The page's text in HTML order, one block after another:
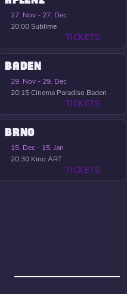
27. Nov - 27. Dec
20:00Sublime
TICKETS
BADEN
29. Nov - 29. Dec
20:15Cinema Paradiso Baden
TICKETS
BRNO
15. Dec - 15. Jan
20:30 Kino ART
TICKETS